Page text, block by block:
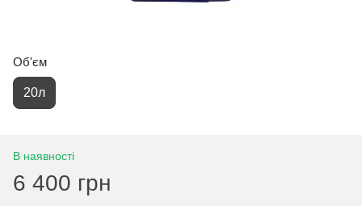
Об'єм
20л
В наявності
6 400 грн